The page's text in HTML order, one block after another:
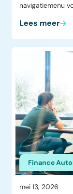
navigatiemenu
Lees meer
Finance
mei 13, 2026